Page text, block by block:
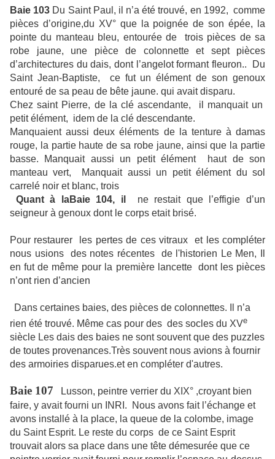
Baie 103 Du Saint Paul, il n’a été trouvé, en 1992, comme
pièces d’origine,du XV° que la poignée de son épée, la
pointe du manteau bleu, entourée de
trois pièces de sa
robe jaune, une pièce de colonnette et sept pièces
d’architectures du dais, dont l’angelot formant fleuron.. Du
Saint Jean-Baptiste,
ce fut un élément de son genoux
entouré de sa peau de bête jaune. qui avait disparu.
Chez saint Pierre, de la clé ascendante, il manquait un
petit élément, idem de la clé descendante.
Manquaient aussi deux éléments de la tenture à damas
rouge, la partie haute de sa robe jaune, ainsi que la partie
basse. Manquait aussi un petit élément
haut de son
manteau vert, Manquait aussi un petit élément du sol
carrelé noir et blanc, trois
Quant à laBaie 104, il
ne restait que l’effigie d’un
seigneur à genoux dont le corps etait brisé.
Pour restaurer les pertes de ces vitraux et les compléter
nous usions des notes récentes
de l'historien Le Men, Il
en fut de même pour la première lancette dont les pièces
n’ont rien d’ancien
Dans certaines baies, des pièces de colonnettes. Il n’a
rien été trouvé. Même cas pour des des socles du XVe
siècle Les dais des baies ne sont souvent que des puzzles
de toutes provenances.Très souvent nous avions à fournir
des armoiries disparues.et en compléter d'autres.
Baie 107
Lusson, peintre verrier du XIX° ,croyant bien
faire, y avait fourni un INRI.
Nous avons fait l’échange et
avons installé à la place, la queue de la colombe, image
du Saint Esprit. Le reste du corps de ce Saint Esprit
trouvait alors sa place dans une tête démesurée que ce